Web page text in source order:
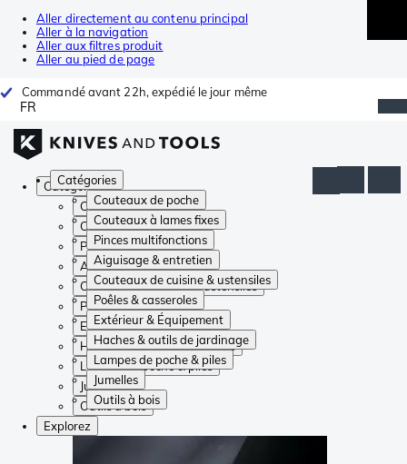
Aller directement au contenu principal
Aller à la navigation
Aller aux filtres produit
Aller au pied de page
Commandé avant 22h, expédié le jour même
FR
Catégories
Couteaux de poche
Couteaux à lames fixes
Pinces multifonctions
Aiguisage & entretien
Couteaux de cuisine & ustensiles
Poêles & casseroles
Extérieur & Équipement
Haches & outils de jardinage
Lampes de poche & piles
Jumelles
Outils à bois
Catégories
Couteaux de poche
Couteaux à lames fixes
Pinces multifonctions
Aiguisage & entretien
Couteaux de cuisine & ustensiles
Poêles & casseroles
Extérieur & Équipement
Haches & outils de jardinage
Lampes de poche & piles
Jumelles
Outils à bois
Explorez